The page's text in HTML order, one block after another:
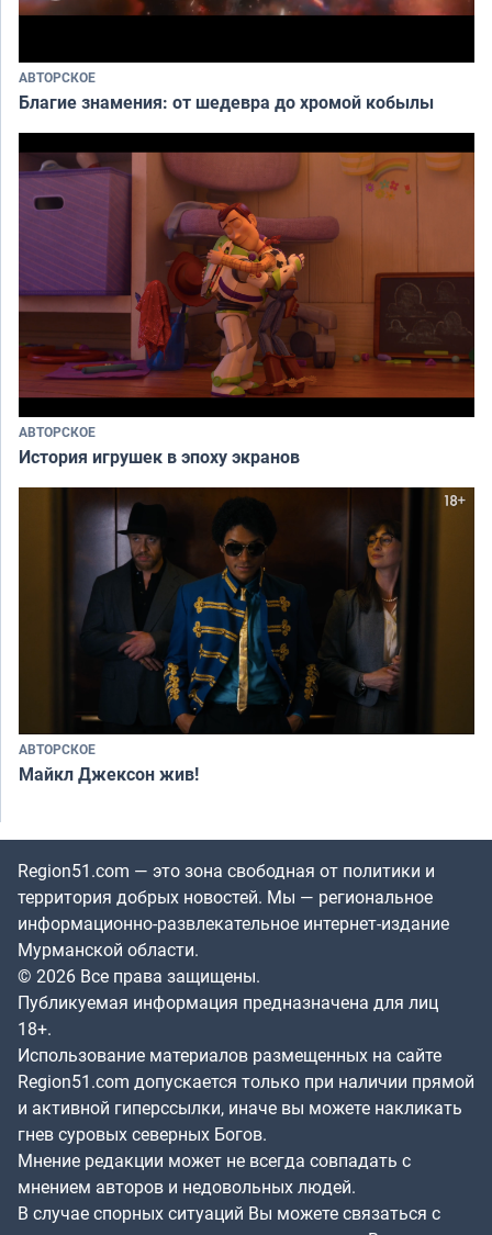
АВТОРСКОЕ
Благие знамения: от шедевра до хромой кобылы
АВТОРСКОЕ
История игрушек в эпоху экранов
АВТОРСКОЕ
Майкл Джексон жив!
Region51.com — это зона свободная от политики и
территория добрых новостей. Мы — региональное
информационно-развлекательное интернет-издание
Мурманской области.
© 2026 Все права защищены.
Публикуемая информация предназначена для лиц
18+.
Использование материалов размещенных на сайте
Region51.com допускается только при наличии прямой
и активной гиперссылки, иначе вы можете накликать
гнев суровых северных Богов.
Мнение редакции может не всегда совпадать с
мнением авторов и недовольных людей.
В случае спорных ситуаций Вы можете связаться с